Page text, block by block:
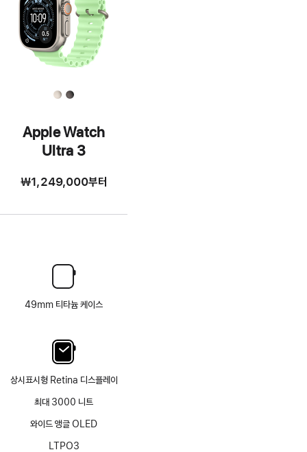
Apple Watch
Ultra 3
₩1,249,000부터
49mm 티타늄 케이스
상시표시형 Retina 디스플레이
최대 3000 니트
와이드 앵글 OLED
LTPO3